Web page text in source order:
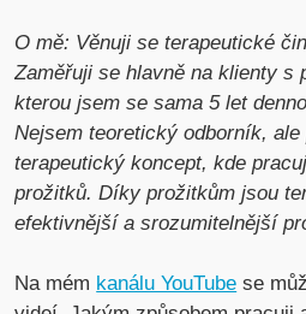
O mě: Věnuji se terapeutické
Zaměřuji se hlavně na klienty s
kterou jsem se sama 5 let
Nejsem teoretický odborník,
terapeutický koncept, kde
prožitků. Díky prožitkům jsou
efektivnější a srozumitelnější
Na mém kanálu YouTube se